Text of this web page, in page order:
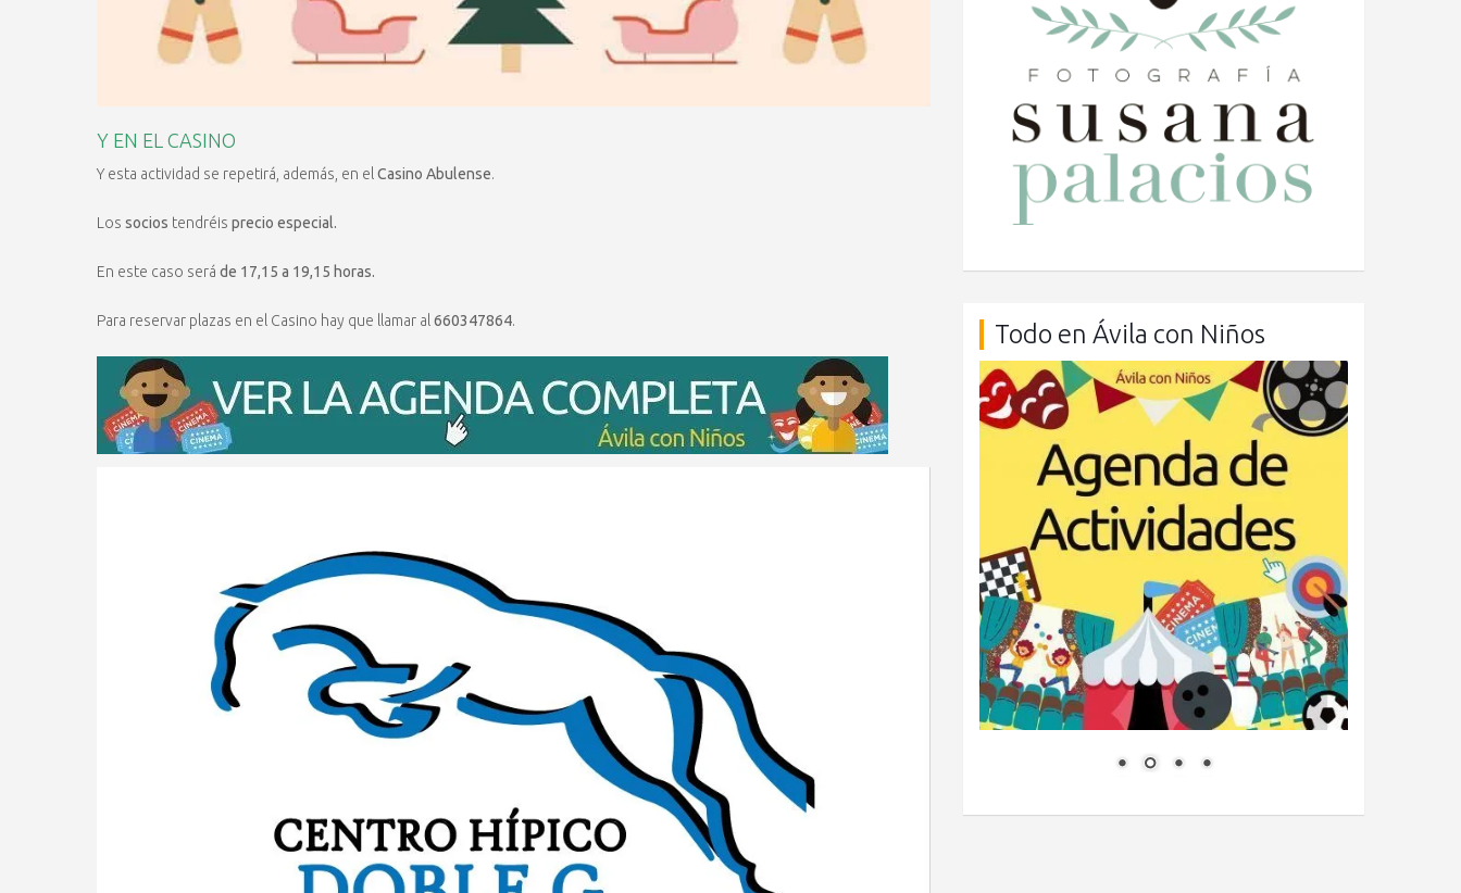
Y EN EL CASINO
Y esta actividad se repetirá, además, en el Casino Abulense.
Los socios tendréis precio especial.
En este caso será de 17,15 a 19,15 horas.
Para reservar plazas en el Casino hay que llamar al 660347864. Todo en Ávila con Niños